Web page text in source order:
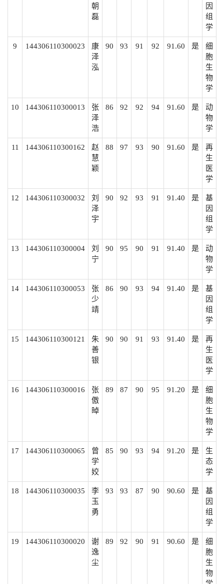
朝
磊
因
组
学
9 144306110300023
康
泽
泓
90 93 91 92 91.60 是
细
胞
生
物
学
10 144306110300013
张
泽
浩
86 92 92 94 91.60 是
动
物
学
11 144306110300162
赵
慧
颖
88 97 93 90 91.60 是
再
生
医
学
12 144306110300032
刘
泽
宇
90 92 93 91 91.40 是
基
因
组
学
13 144306110300004
刘
宁
90 95 90 91 91.40 是
动
物
学
14 144306110300053
张
少
靖
86 90 93 94 91.40 是
基
因
组
学
15 144306110300121
朱
善
银
90 90 91 93 91.40 是
再
生
医
学
16 144306110300016
张
傲
晫
89 87 90 95 91.20 是
细
胞
生
物
学
17 144306110300065
曾
学
姣
85 90 93 94 91.20 是
生
态
学
18 144306110300035
李
玉
勇
93 93 87 90 90.60 是
基
因
组
学
19 144306110300020
谢
逸
尘
89 92 90 91 90.60 是
细
胞
生
物